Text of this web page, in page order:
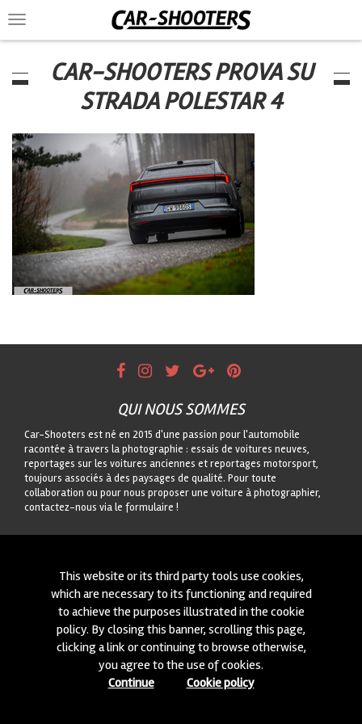
Toggle
navigation
CAR-SHOOTERS PROVA SU
STRADA POLESTAR 4
QUI NOUS SOMMES
Car-Shooters est né en 2015 d'une passion pour l'automobile
racontée à travers la photographie : essais de voitures neuves,
reportages sur les voitures anciennes et reportages motorsport,
toujours associés à des paysages de qualité. Pour toute
collaboration ou pour nous proposer une voiture à photographier,
contactez-nous via le formulaire !
CONTACTEZ-NOUS
nouvelles voitures à photographier! Ecrivez-nous à travers notre
moduleiçi!
© 2015-2026 CAR-SHOOTERS. ALL RIGHTS RESERVED.
This website or its third party tools use cookies,
which are necessary to its functioning and required
to achieve the purposes illustrated in the cookie
policy. By closing this banner, scrolling this page,
clicking a link or continuing to browse otherwise,
you agree to the use of cookies.
Continue
Cookie policy